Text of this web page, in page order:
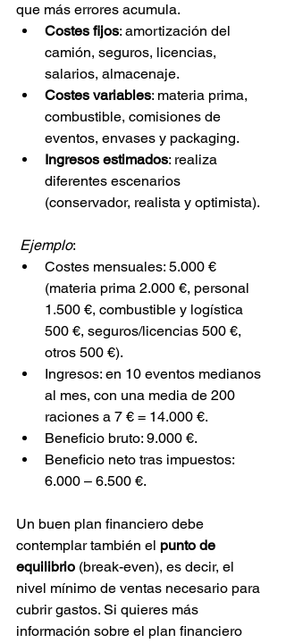
que más errores acumula.
Costes fijos: amortización del
camión, seguros, licencias,
salarios, almacenaje.
Costes variables: materia prima,
combustible, comisiones de
eventos, envases y packaging.
Ingresos estimados: realiza
diferentes escenarios
(conservador, realista y optimista).
Ejemplo:
Costes mensuales: 5.000 €
(materia prima 2.000 €, personal
1.500 €, combustible y logística
500 €, seguros/licencias 500 €,
otros 500 €).
Ingresos: en 10 eventos medianos
al mes, con una media de 200
raciones a 7 € = 14.000 €.
Beneficio bruto: 9.000 €.
Beneficio neto tras impuestos:
6.000 – 6.500 €.
Un buen plan financiero debe
contemplar también el punto de
equilibrio (break-even), es decir, el
nivel mínimo de ventas necesario para
cubrir gastos. Si quieres más
información sobre el plan financiero